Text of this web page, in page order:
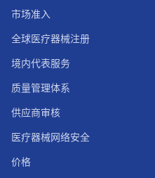
市场准入
全球医疗器械注册
境内代表服务
质量管理体系
供应商审核
医疗器械网络安全
价格